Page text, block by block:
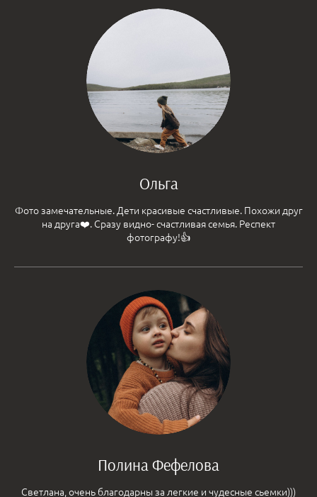
Ольга
Фото замечательные. Дети красивые счастливые. Похожи друг
на друга❤️. Сразу видно- счастливая семья. Респект
фотографу!👍
Полина Фефелова
Светлана, очень благодарны за легкие и чудесные сьемки)))